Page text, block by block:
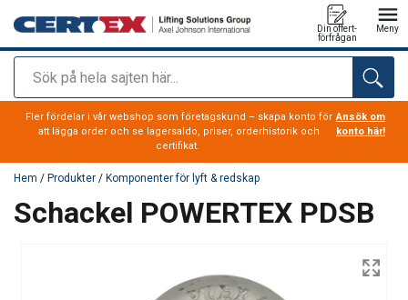
Sök
Din offert-
förfrågan
Meny
tillagd i varukorg
Fler fördelar i vår webshop som företagskund – skapa konto för
att lägga order och se lagersaldo, priser, orderhistorik och
certifikat.
Ansök om
konto här!
Hem / Produkter / Komponenter för lyft & redskap
Schackel POWERTEX PDSB